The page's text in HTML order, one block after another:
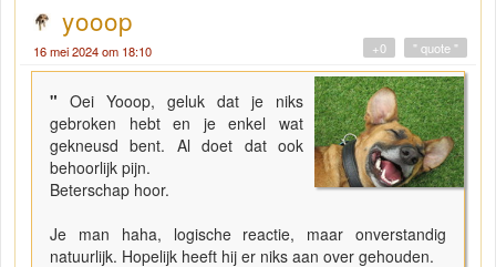
yooop
16 mei 2024 om 18:10 " quote "
+0
"Oei Yooop, geluk dat je niks
gebroken hebt en je enkel wat
gekneusd bent. Al doet dat ook
behoorlijk pijn.
Beterschap hoor.
Je man haha, logische reactie, maar onverstandig
natuurlijk. Hopelijk heeft hij er niks aan over gehouden.